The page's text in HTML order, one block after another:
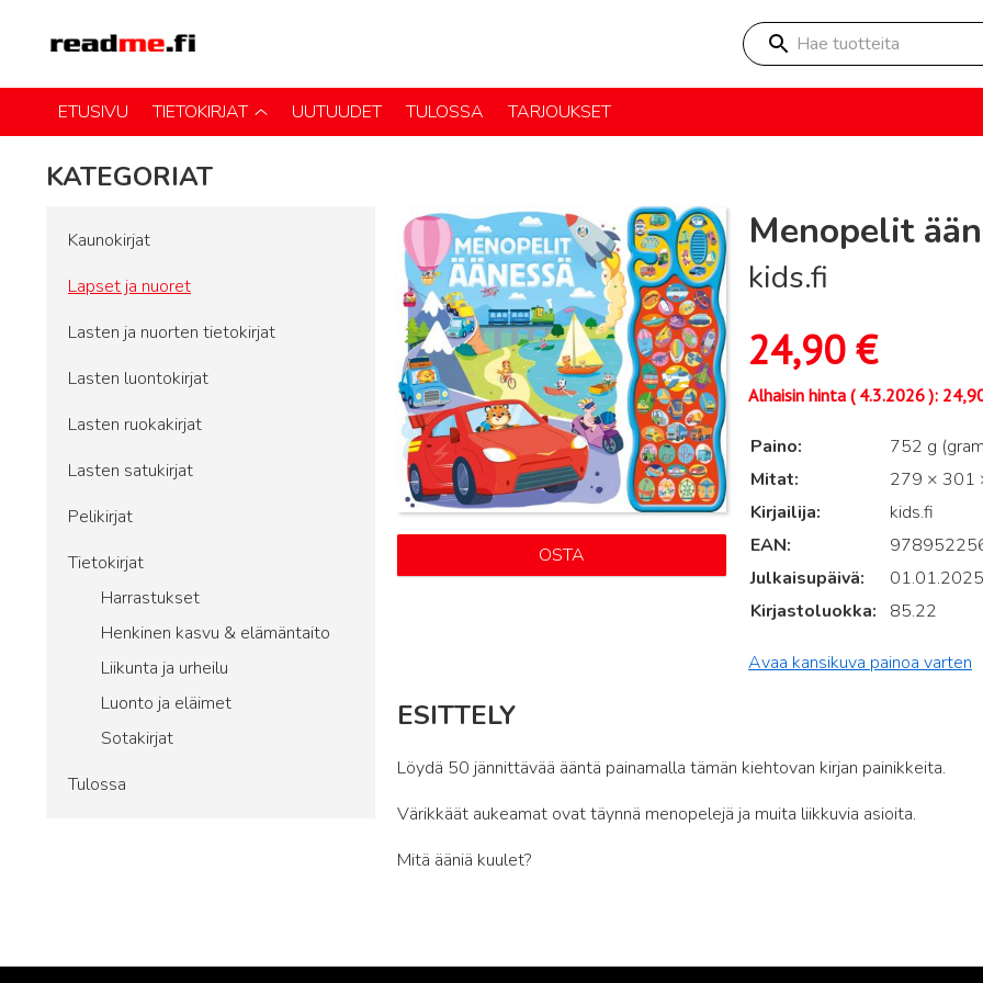
Hae tuotteita
ETUSIVU TIETOKIRJAT UUTUUDET TULOSSA TARJOUKSET
KATEGORIAT
Kaunokirjat
Lapset ja nuoret
Lasten ja nuorten tietokirjat
Lasten luontokirjat
Lasten ruokakirjat
Lasten satukirjat
Pelikirjat
Tietokirjat
Harrastukset
Henkinen kasvu & elämäntaito
Liikunta ja urheilu
Luonto ja eläimet
Sotakirjat
Tulossa
OSTA
Menopelit
kids.fi
24,90€
Alhaisin hinta (4.3.2026):
Paino
752 g
Mitat
279 × 301
Kirjailija
kids.fi
EAN
Julkaisupäivä
01.01.2025
Kirjastoluokka
85.22
Avaa kansikuva painoa varten
ESITTELY
Löydä 50 jännittävää ääntä painamalla tämän kiehtovan kirjan painikkeita.
Värikkäät aukeamat ovat täynnä menopelejä ja muita liikkuvia asioita.
Mitä ääniä kuulet?